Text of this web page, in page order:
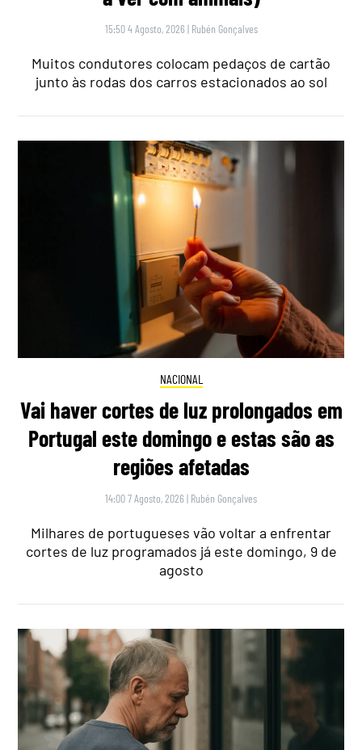
15:50 4 Agosto, 2026 | Rubén Gonçalves
Muitos condutores colocam pedaços de cartão
junto às rodas dos carros estacionados ao sol
NACIONAL
Vai haver cortes de luz prolongados em
Portugal este domingo e estas são as
regiões afetadas
14:00 7 Agosto, 2026 | Rubén Gonçalves
Milhares de portugueses vão voltar a enfrentar
cortes de luz programados já este domingo, 9 de
agosto